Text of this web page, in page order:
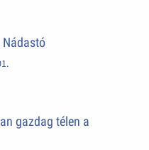
gazdag télen a